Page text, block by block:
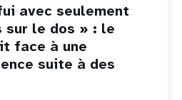
avec seulement
sur le dos » : le
face à une
suite à des